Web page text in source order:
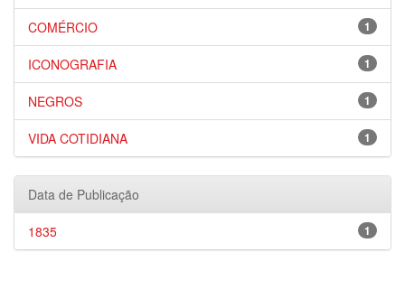
1
COMÉRCIO
1
ICONOGRAFIA
1
NEGROS
1
VIDA COTIDIANA
Data de Publicação
1
1835